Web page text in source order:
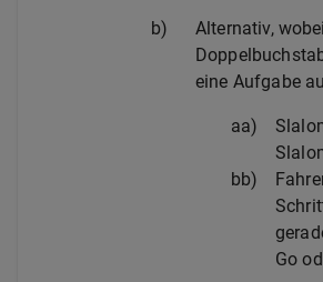
b)
Alternativ,
eine Aufgabe
aa)
bb)
Go